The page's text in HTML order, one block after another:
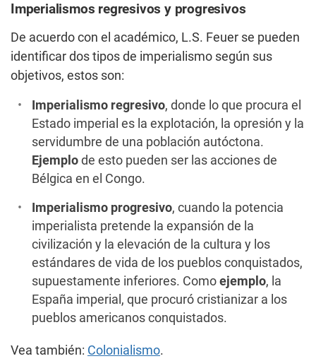
Imperialismos regresivos y progresivos
De acuerdo con el académico, L.S. Feuer se pueden
identificar dos tipos de imperialismo según sus
objetivos, estos son:
Imperialismo regresivo, donde lo que procura el
Estado imperial es la explotación, la opresión y la
servidumbre de una población autóctona.
Ejemplo de esto pueden ser las acciones de
Bélgica en el Congo.
Imperialismo progresivo, cuando la potencia
imperialista pretende la expansión de la
civilización y la elevación de la cultura y los
estándares de vida de los pueblos conquistados,
supuestamente inferiores. Como ejemplo, la
España imperial, que procuró cristianizar a los
pueblos americanos conquistados.
Vea también: Colonialismo.